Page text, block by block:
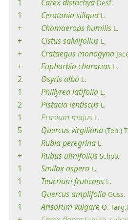
1 Carexdistachya Desf.
1 Ceratoniasiliqua L.
+ Chamaeropshumilis L.
+ Cistussalviifolius L.
+ Crataegusmonogyna
+ Euphorbiacharacias L.
2 Osyrisalba L.
1 Phillyrealatifolia L.
2 Pistacialentiscus L.
1 Prasium majus L.
5 Quercusvirgiliana (Ten.)
1 Rubiaperegrina L.
+ Rubus ulmifolius Schott
1 Smilaxaspera L.
1 Teucrium fruticans L.
1 Quercusamplifolia Guss.
1 Arisarum vulgare O.